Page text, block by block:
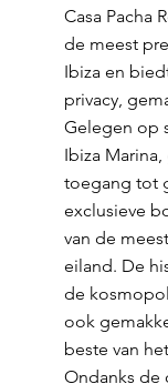
Casa Pacha
de meest
Ibiza en
privacy,
Gelegen op
Ibiza
toegang tot
exclusieve
van de
eiland. De
de
ook
beste van
Ondanks de